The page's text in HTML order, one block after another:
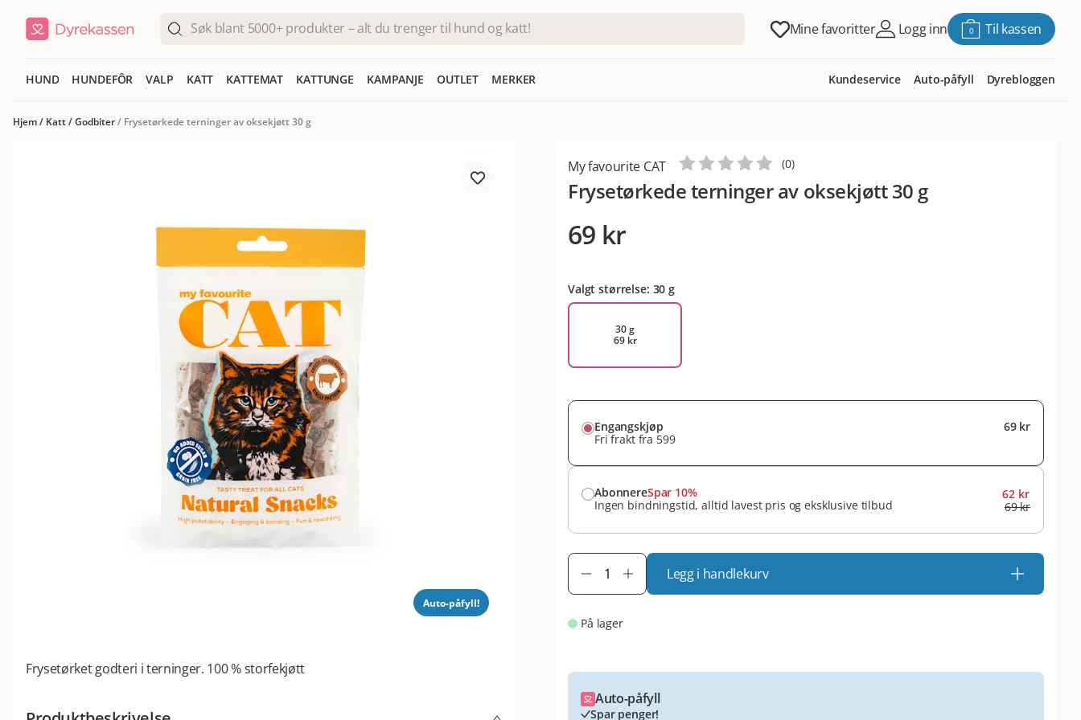
Mine favoritter Logg inn 0 Til kassen
HUND HUNDEFÔR VALP KATT KATTEMAT KATTUNGE KAMPANJE OUTLET MERKER Kundeservice Auto-påfyll Dyrebloggen
Hjem/ Katt/Godbiter/ Frysetørkede terninger av oksekjøtt 30 g
Auto-påfyll!
Frysetørket godteri i terninger. 100 % storfekjøtt
My favourite CAT
Frysetørkede terninger av oksekjøtt 30 g
(0)
69 kr
Valgt størrelse: 30 g
30 g
69 kr
Engangskjøp
Fri frakt fra 599
69 kr
AbonnereSpar 10%
Ingen bindningstid, alltid lavest pris og eksklusive tilbud
62 kr
69 kr
Legg i handlekurv
På lager
Auto-påfyll
Spar penger!